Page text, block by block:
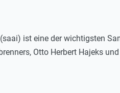
ist eine der wichtigsten
Otto Herbert Hajeks